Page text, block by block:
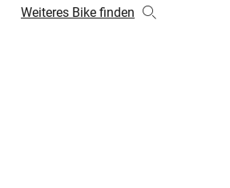
Weiteres Bike finden